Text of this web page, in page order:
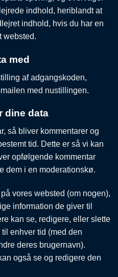
indhold, heriblandt at
indhold, hvis du har en
websted.
med
af adgangskoden,
med nustillingen.
dine data
så bliver kommentarer og
tid. Dette er så vi kan
opfølgende kommentar
dem i en moderationskø.
vores websted (om nogen),
information de giver til
kan se, redigere, eller slette
enhver tid (med den
deres brugernavn).
også se og redigere den